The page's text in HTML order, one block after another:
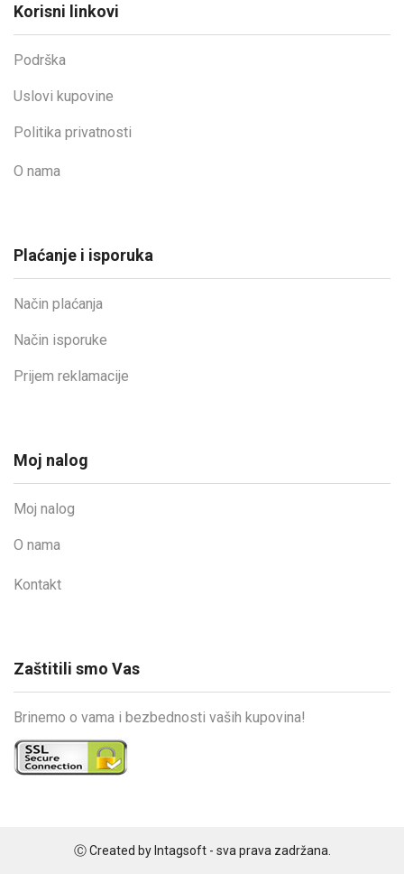
Korisni linkovi
Podrška
Uslovi kupovine
Politika privatnosti
O nama
Plaćanje i isporuka
Način plaćanja
Način isporuke
Prijem reklamacije
Moj nalog
Moj nalog
O nama
Kontakt
Zaštitili smo Vas
Brinemo o vama i bezbednosti vaših kupovina!
Ⓒ Created by Intagsoft - sva prava zadržana.